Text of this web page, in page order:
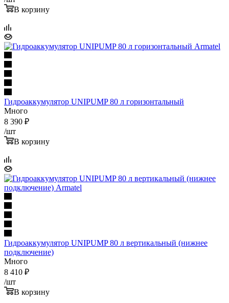
В корзину
Гидроаккумулятор UNIPUMP 80 л горизонтальный
Много
8 390 ₽
/шт
В корзину
Гидроаккумулятор UNIPUMP 80 л вертикальный (нижнее
подключение)
Много
8 410 ₽
/шт
В корзину